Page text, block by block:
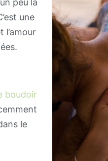
une
l’amour
boudoir
le